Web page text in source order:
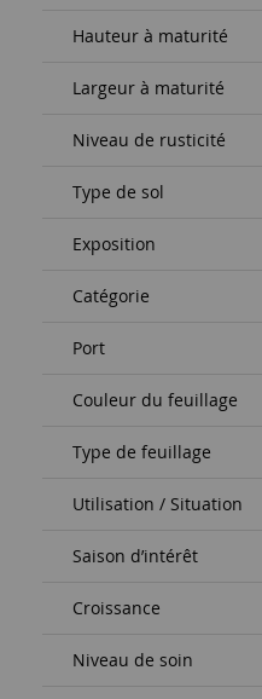
Hauteur à maturité
Largeur à maturité
Niveau de rusticité
Type de sol
Exposition
Catégorie
Port
Couleur du feuillage
Type de feuillage
Utilisation / Situation
Saison d’intérêt
Croissance
Niveau de soin